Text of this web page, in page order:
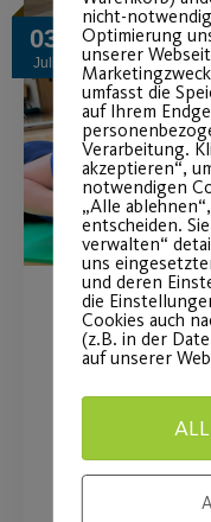
03
Juli
Neue
Nordost
Body
nicht-
Optimierung
unserer
umfasst die
auf Ihrem
Verarbeitung.
akzeptieren“,
notwendigen
„Alle
entscheiden.
verwalten“
uns
und deren
die
Cookies auch
(z.B. in der
auf unserer